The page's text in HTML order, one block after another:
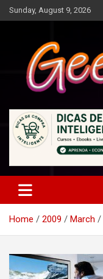
Skip
to
Sunday, August 9, 2026
Geek Chic
Home 2009 March